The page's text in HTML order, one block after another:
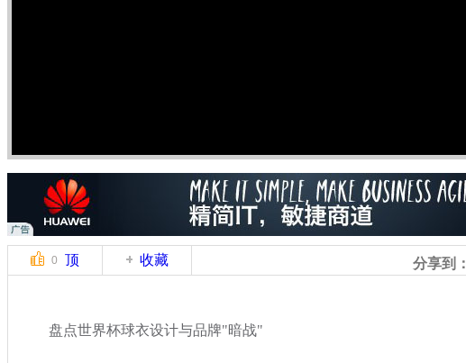
0 顶 收藏 分享到：
盘点世界杯球衣设计与品牌"暗战"